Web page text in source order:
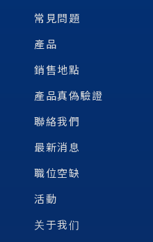
常見問題
產品
銷售地點
產品真偽驗證
聯絡我們
最新消息
職位空缺
活動
关于我们